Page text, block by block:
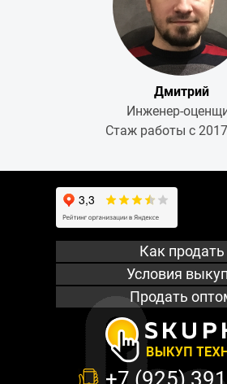
Дмитрий
Инженер-
Стаж работы с
Как продать
Условия
Продать